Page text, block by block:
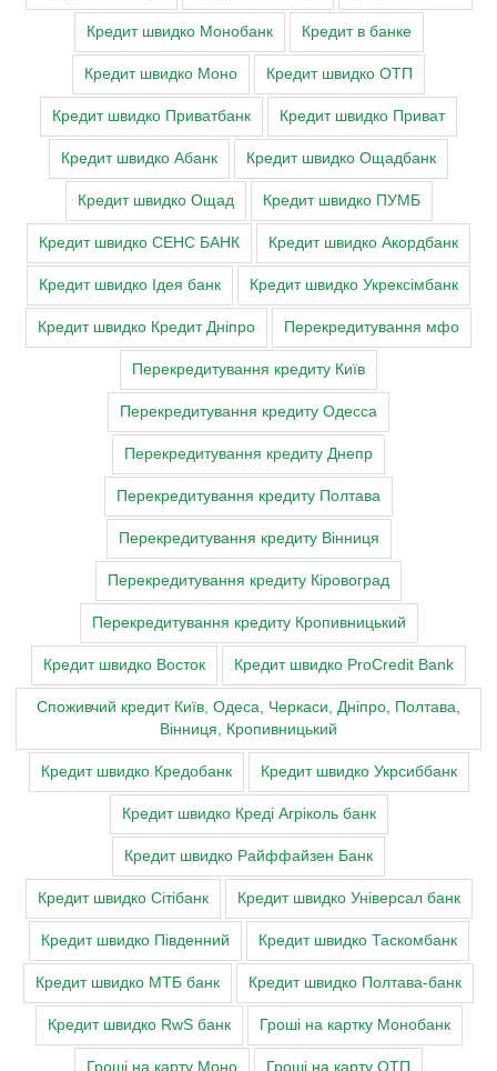
Кредит швидко Монобанк Кредит в банке
Кредит швидко Моно Кредит швидко ОТП
Кредит швидко Приватбанк Кредит швидко Приват
Кредит швидко Абанк Кредит швидко Ощадбанк
Кредит швидко Ощад Кредит швидко ПУМБ
Кредит швидко СЕНС БАНК Кредит швидко Акордбанк
Кредит швидко Ідея банк Кредит швидко Укрексімбанк
Кредит швидко Кредит Дніпро Перекредитування мфо
Перекредитування кредиту Київ
Перекредитування кредиту Одесса
Перекредитування кредиту Днепр
Перекредитування кредиту Полтава
Перекредитування кредиту Вінниця
Перекредитування кредиту Кіровоград
Перекредитування кредиту Кропивницький
Кредит швидко Восток Кредит швидко ProCredit Bank
Cпоживчий кредит Київ, Одеса, Черкаси, Дніпро, Полтава,
Вінниця, Кропивницький
Кредит швидко Кредобанк Кредит швидко Укрсиббанк
Кредит швидко Креді Агріколь банк
Кредит швидко Райффайзен Банк
Кредит швидко Сітібанк Кредит швидко Універсал банк
Кредит швидко Південний Кредит швидко Таскомбанк
Кредит швидко МТБ банк Кредит швидко Полтава-банк
Кредит швидко RwS банк Гроші на картку Монобанк
Гроші на карту Моно Гроші на карту ОТП